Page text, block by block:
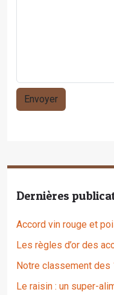
Dernières
Accord vin rouge et
Les règles d’or des
Notre classement
Le raisin : un super-